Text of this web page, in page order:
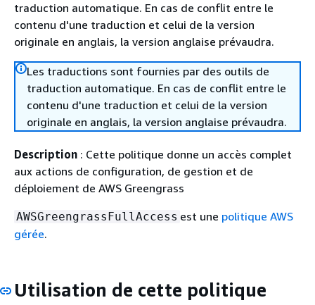
traduction automatique. En cas de conflit entre le
contenu d'une traduction et celui de la version
originale en anglais, la version anglaise prévaudra.
Les traductions sont fournies par des outils de
traduction automatique. En cas de conflit entre le
contenu d'une traduction et celui de la version
originale en anglais, la version anglaise prévaudra.
Description : Cette politique donne un accès complet
aux actions de configuration, de gestion et de
déploiement de AWS Greengrass
AWSGreengrassFullAccess est une politique AWS
gérée.
Utilisation de cette politique